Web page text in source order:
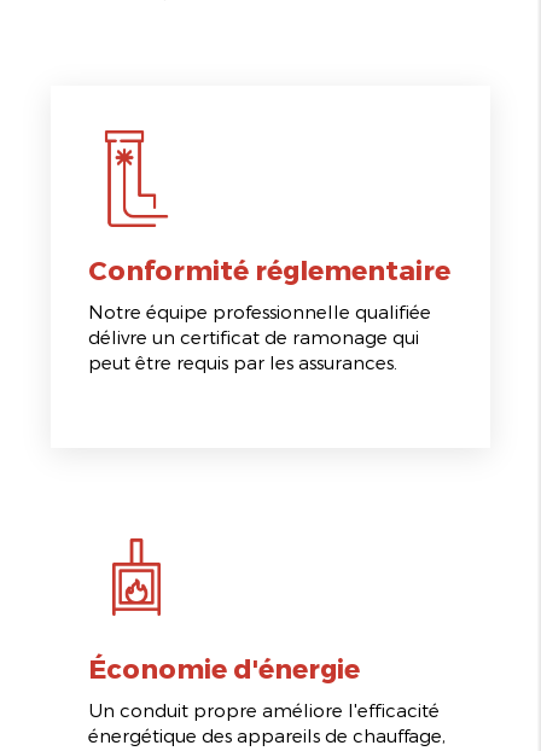
Conformité réglementaire
Notre équipe professionnelle qualifiée
délivre un certificat de ramonage qui
peut être requis par les assurances.
Économie d'énergie
Un conduit propre améliore l'efficacité
énergétique des appareils de chauffage,